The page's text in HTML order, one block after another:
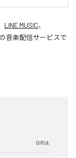
LINE MUSIC、
音楽配信サービスで
GIRIA